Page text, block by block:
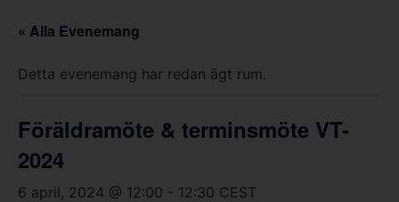
« Alla Evenemang
Detta evenemang har redan ägt rum.
Föräldramöte & terminsmöte VT-
2024
6 april, 2024 @ 12:00 - 12:30 CEST